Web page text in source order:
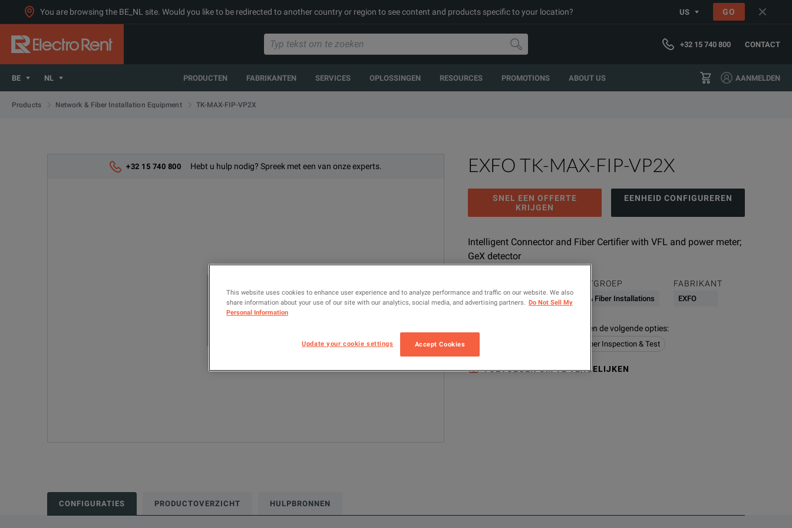
You are browsing the BE_NL site. Would you like to be redirected to another country or region to see content and products specific to your location? US GO
+32 15 740 800 CONTACT
BE NL PRODUCTEN FABRIKANTEN SERVICES OPLOSSINGEN RESOURCES PROMOTIONS ABOUT US AANMELDEN
Products Network & Fiber Installation Equipment TK-MAX-FIP-VP2X
+32 15 740 800 Hebt u hulp nodig? Spreek met een van onze experts. EXFO TK-MAX-FIP-VP2X
SNEL EEN OFFERTE
KRIJGEN
EENHEID CONFIGUREREN
Intelligent Connector and Fiber Certifier with VFL and power meter;
GeX detector
TK-MAX-FIP-VP2X
PRODUCTGROEP
Network & Fiber Installations
FABRIKANT
EXFO
Geconfigureerde modellen bevatten de volgende opties:
Fiber Inspection & Test
TOEVOEGEN OM TE VERGELIJKEN
CONFIGURATIES PRODUCTOVERZICHT HULPBRONNEN
This website uses cookies to enhance user experience and to analyze performance and traffic on our website. We also
share information about your use of our site with our analytics, social media, and advertising partners. Do Not Sell My
Personal Information
Update your cookie settings Accept Cookies